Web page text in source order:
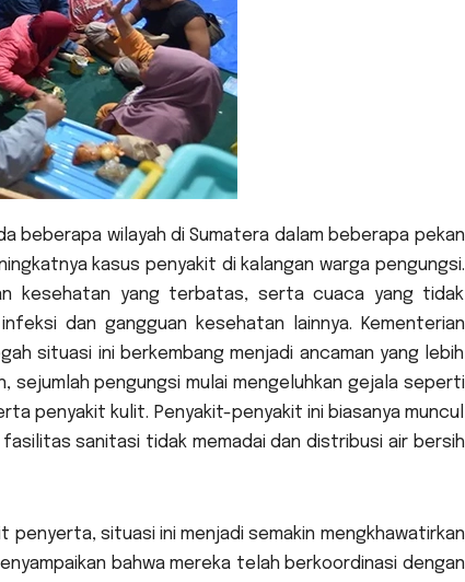
beberapa wilayah di Sumatera dalam beberapa pekan
kasus penyakit di kalangan warga pengungsi.
kesehatan yang terbatas, serta cuaca yang tidak
dan gangguan kesehatan lainnya. Kementerian
situasi ini berkembang menjadi ancaman yang lebih
pengungsi mulai mengeluhkan gejala seperti
penyakit kulit. Penyakit-penyakit ini biasanya muncul
sanitasi tidak memadai dan distribusi air bersih
penyerta, situasi ini menjadi semakin mengkhawatirkan
bahwa mereka telah berkoordinasi dengan